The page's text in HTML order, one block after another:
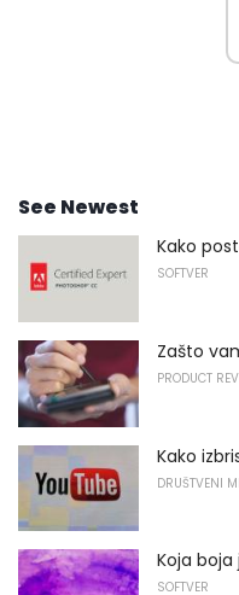
See Newest
Kako
SOFTVER
Zašto
PRODUCT
Kako
DRUŠTVENI
Koja
SOFTVER